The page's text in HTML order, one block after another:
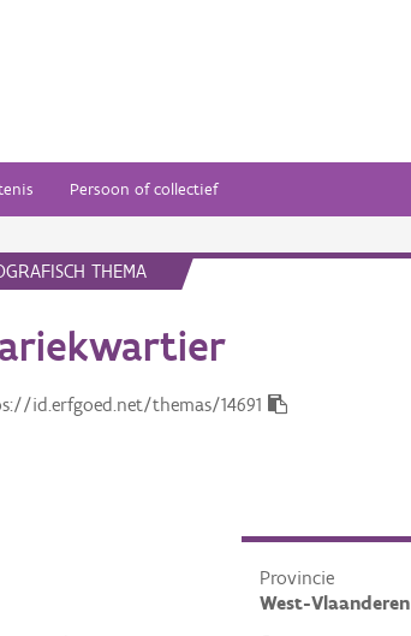
Persoon of collectief
THEMA
id.erfgoed.net/themas/14691
Provincie
West-Vlaanderen